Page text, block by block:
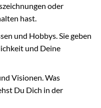
oder
hast.
und Hobbys. Sie geben
und Deine
Visionen. Was
Du Dich in der